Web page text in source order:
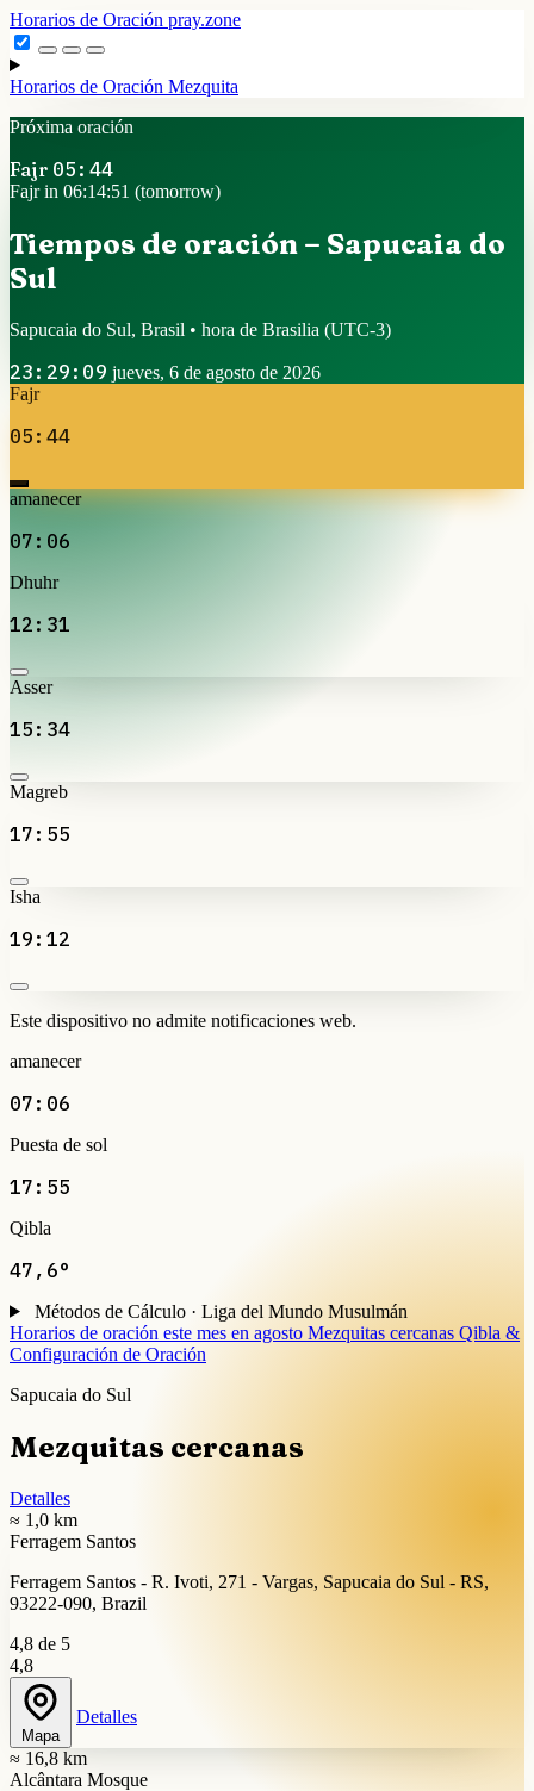
Horarios de Oración pray.zone
Horarios de Oración Mezquita
Próxima oración
Fajr 05:44
Fajr in 06:14:50 (tomorrow)
Tiempos de oración – Sapucaia do
Sul
Sapucaia do Sul, Brasil • hora de Brasilia (UTC-3)
23:29:10 jueves, 6 de agosto de 2026
Fajr
05:44
amanecer
07:06
Dhuhr
12:31
Asser
15:34
Magreb
17:55
Isha
19:12
Este dispositivo no admite notificaciones web.
amanecer
07:06
Puesta de sol
17:55
Qibla
47,6°
Métodos de Cálculo · Liga del Mundo Musulmán
Horarios de oración este mes en agosto Mezquitas cercanas Qibla &
Configuración de Oración
Sapucaia do Sul
Mezquitas cercanas
Detalles
≈ 1,0 km
Ferragem Santos
Ferragem Santos - R. Ivoti, 271 - Vargas, Sapucaia do Sul - RS,
93222-090, Brazil
4,8 de 5
4,8
Mapa
Detalles
≈ 16,8 km
Alcântara Mosque